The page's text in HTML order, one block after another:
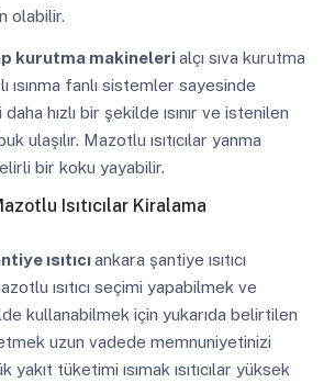
olabilir.
kurutma makinelerialçı sıva kurutma
ısınma fanlı sistemler sayesinde
hızlı bir şekilde ısınır ve istenilen
ulaşılır. Mazotlu ısıtıcılar yanma
bir koku yayabilir.
Isıtıcılar Kiralama
ısıtıcıankara şantiye ısıtıcı
ısıtıcı seçimi yapabilmek ve
kullanabilmek için yukarıda belirtilen
uzun vadede memnuniyetinizi
yakıt tüketimi ısımak ısıtıcılar yüksek